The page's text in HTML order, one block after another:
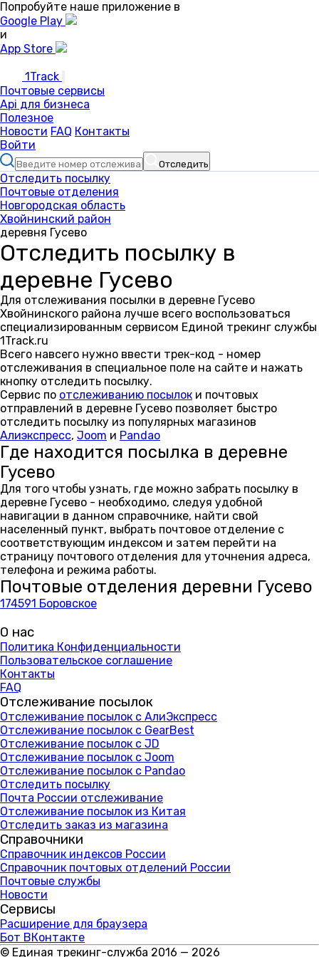
Попробуйте наше приложение в
Google Play
и
App Store
1Track
Почтовые сервисы
Api для бизнеса
Полезное
Новости FAQ Контакты
Войти
Отследить
Отследить посылку
Почтовые отделения
Новгородская область
Хвойнинский район
деревня Гусево
Отследить посылку в
деревне Гусево
Для отслеживания посылки в деревне Гусево
Хвойнинского района лучше всего воспользоваться
специализированным сервисом Единой трекинг службы
1Track.ru
Всего навсего нужно ввести трек-код - номер
отслеживания в специальное поле на сайте и нажать
кнопку отследить посылку.
Сервис по отслеживанию посылок и почтовых
отправлений в деревне Гусево позволяет быстро
отследить посылку из популярных магазинов
Алиэкспресс, Joom и Pandao
Где находится посылка в деревне
Гусево
Для того чтобы узнать, где можно забрать посылку в
деревне Гусево - необходимо, следуя удобной
навигации в данном справочнике, найти свой
населенный пункт, выбрать почтовое отделение с
соответствующим индексом и затем перейти на
страницу почтового отделения для уточнения адреса,
телефона и режима работы.
Почтовые отделения деревни Гусево
174591 Боровское
О нас
Политика Конфиденциальности
Пользовательское соглашение
Контакты
FAQ
Отслеживание посылок
Отслеживание посылок с АлиЭкспресс
Отслеживание посылок с GearBest
Отслеживание посылок с JD
Отслеживание посылок с Joom
Отслеживание посылок с Pandao
Отследить посылку
Почта России отслеживание
Отслеживание посылок из Китая
Отследить заказ из магазина
Справочники
Справочник индексов России
Справочник почтовых отделений России
Почтовые службы
Новости
Сервисы
Расширение для браузера
Бот ВКонтакте
© Единая трекинг-служба 2016 — 2026